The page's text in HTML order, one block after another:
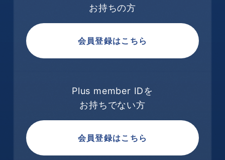
お持ちの方
会員登録はこちら
Plus member IDを
お持ちでない方
会員登録はこちら